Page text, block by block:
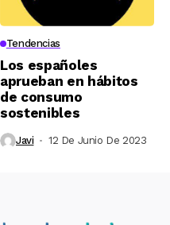
Tendencias
Los españoles
aprueban en hábitos
de consumo
sostenibles
Javi 12 De Junio De 2023